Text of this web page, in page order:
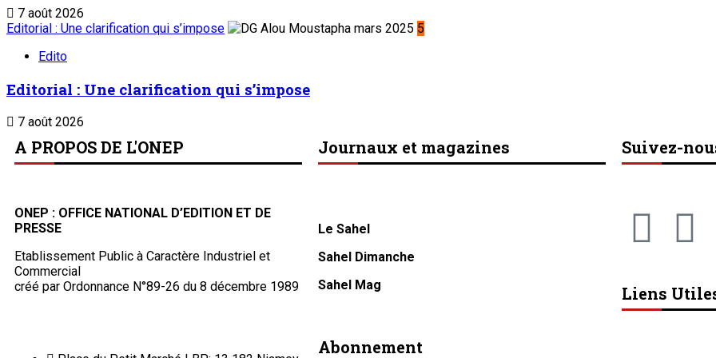
7 août 2026
Editorial : Une clarification qui s’impose
5
Edito
Editorial : Une clarification qui s’impose
7 août 2026
A PROPOS DE L'ONEP
ONEP : OFFICE NATIONAL D’EDITION ET DE
PRESSE
Etablissement Public à Caractère Industriel et
Commercial
créé par Ordonnance N°89-26 du 8 décembre 1989
Journaux et magazines
Le Sahel
Sahel Dimanche
Sahel Mag
Abonnement
Suivez-
Liens